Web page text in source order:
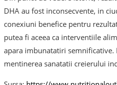
DHA au fost inconsecvente, in
conexiuni benefice pentru
putea fi aceea ca interventiile
apara imbunatatiri semnificative.
mentinerea sanatatii creierului